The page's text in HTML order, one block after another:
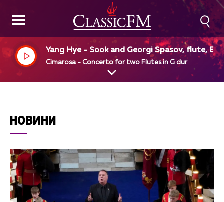
Yang Hye - Sook and Georgi Spasov, flute,
mble Orchestral, Bedros Papazian, dir
Cimarosa - Concerto for two Flutes in G dur
НОВИНИ